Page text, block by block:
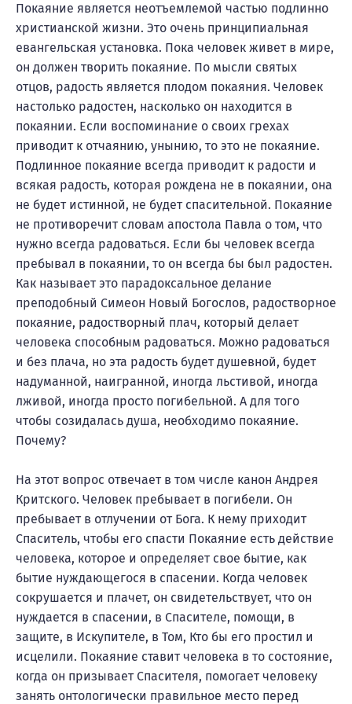
Покаяние является неотъемлемой частью подлинно
христианской жизни. Это очень принципиальная
евангельская установка. Пока человек живет в мире,
он должен творить покаяние. По мысли святых
отцов, радость является плодом покаяния. Человек
настолько радостен, насколько он находится в
покаянии. Если воспоминание о своих грехах
приводит к отчаянию, унынию, то это не покаяние.
Подлинное покаяние всегда приводит к радости и
всякая радость, которая рождена не в покаянии, она
не будет истинной, не будет спасительной. Покаяние
не противоречит словам апостола Павла о том, что
нужно всегда радоваться. Если бы человек всегда
пребывал в покаянии, то он всегда бы был радостен.
Как называет это парадоксальное делание
преподобный Симеон Новый Богослов, радостворное
покаяние, радостворный плач, который делает
человека способным радоваться. Можно радоваться
и без плача, но эта радость будет душевной, будет
надуманной, наигранной, иногда льстивой, иногда
лживой, иногда просто погибельной. А для того
чтобы созидалась душа, необходимо покаяние.
Почему?
На этот вопрос отвечает в том числе канон Андрея
Критского. Человек пребывает в погибели. Он
пребывает в отлучении от Бога. К нему приходит
Спаситель, чтобы его спасти Покаяние есть действие
человека, которое и определяет свое бытие, как
бытие нуждающегося в спасении. Когда человек
сокрушается и плачет, он свидетельствует, что он
нуждается в спасении, в Спасителе, помощи, в
защите, в Искупителе, в Том, Кто бы его простил и
исцелили. Покаяние ставит человека в то состояние,
когда он призывает Спасителя, помогает человеку
занять онтологически правильное место перед